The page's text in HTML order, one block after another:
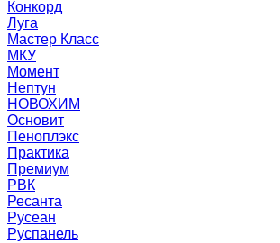
Конкорд
Луга
Мастер Класс
МКУ
Момент
Нептун
НОВОХИМ
Основит
Пеноплэкс
Практика
Премиум
РВК
Ресанта
Русеан
Руспанель